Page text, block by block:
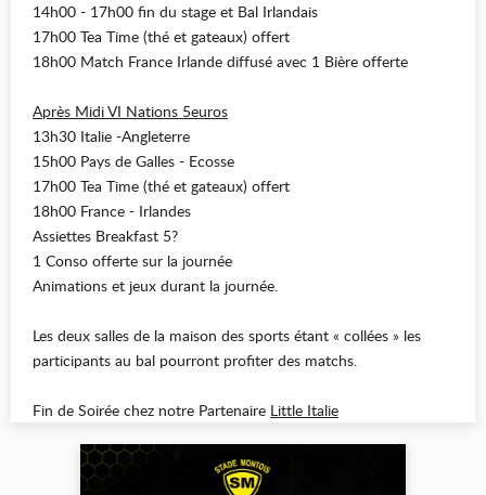
14h00 - 17h00 fin du stage et Bal Irlandais
17h00 Tea Time (thé et gateaux) offert
18h00 Match France Irlande diffusé avec 1 Bière offerte
Après Midi VI Nations 5euros
13h30 Italie -Angleterre
15h00 Pays de Galles - Ecosse
17h00 Tea Time (thé et gateaux) offert
18h00 France - Irlandes
Assiettes Breakfast 5?
1 Conso offerte sur la journée
Animations et jeux durant la journée.
Les deux salles de la maison des sports étant « collées » les
participants au bal pourront profiter des matchs.
Fin de Soirée chez notre Partenaire Little Italie